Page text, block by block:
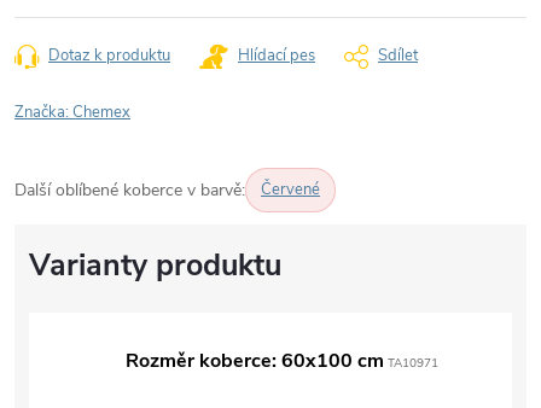
Dotaz k produktu Hlídací pes Sdílet
Značka:Chemex
Další oblíbené koberce v barvě: Červené
Rozměr koberce: 60x100 cm TA10971